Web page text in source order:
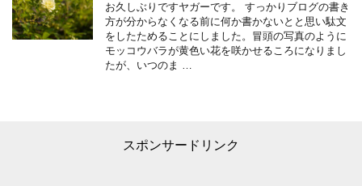
お久しぶりですヤガーです。 すっかりブログの書き
方が分からなくなる前に何か書かないとと思い駄文
をしたためることにしました。冒頭の写真のように
モッコウバラが黄色い花を咲かせるころになりまし
たが、いつのま …
スポンサードリンク